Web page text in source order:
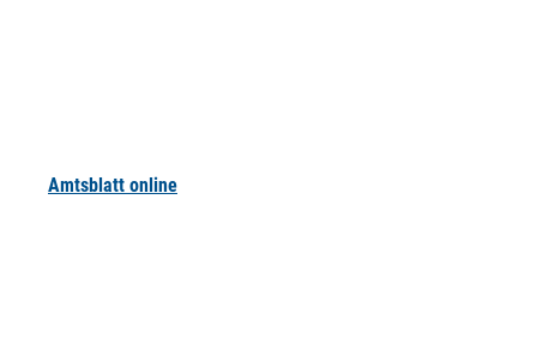
Amtsblatt online